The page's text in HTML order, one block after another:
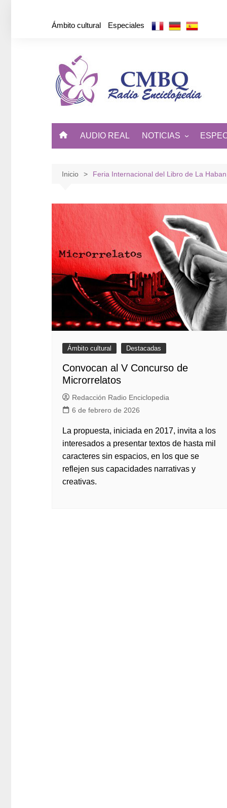
Ámbito cultural Especiales
AUDIO REAL NOTICIAS
DE CUBA Y EL MUNDO
Inicio Feria Internacional del Libro de La Haban
Ámbito cultural Destacadas
Convocan al V Concurso de
Microrrelatos
Redacción Radio Enciclopedia
6 de febrero de 2026
La propuesta, iniciada en 2017, invita a los
interesados a presentar textos de hasta mil
caracteres sin espacios, en los que se
reflejen sus capacidades narrativas y
creativas.